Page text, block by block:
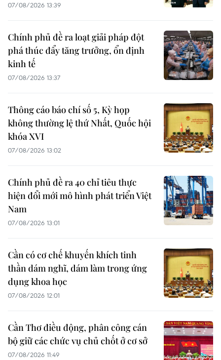
07/08/2026 13:39
Chính phủ đề ra loạt giải pháp đột
phá thúc đẩy tăng trưởng, ổn định
kinh tế
07/08/2026 13:37
Thông cáo báo chí số 5, Kỳ họp
không thường lệ thứ Nhất, Quốc hội
khóa XVI
07/08/2026 13:02
Chính phủ đề ra 40 chỉ tiêu thực
hiện đổi mới mô hình phát triển Việt
Nam
07/08/2026 13:01
Cần có cơ chế khuyến khích tinh
thần dám nghĩ, dám làm trong ứng
dụng khoa học
07/08/2026 12:01
Cần Thơ điều động, phân công cán
bộ giữ các chức vụ chủ chốt ở cơ sở
07/08/2026 11:49